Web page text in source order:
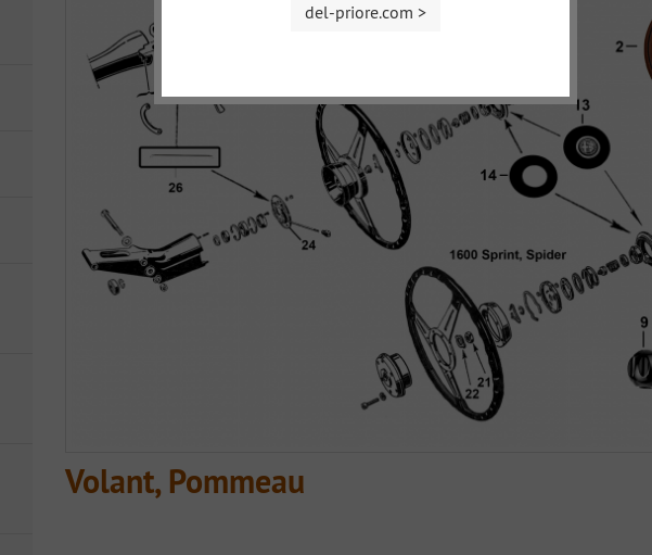
Volant, Pommeau
del-priore.com >